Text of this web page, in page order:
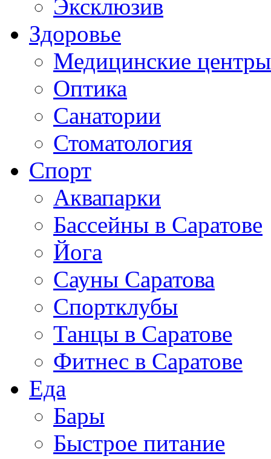
Эксклюзив
Здоровье
Медицинские центры
Оптика
Санатории
Стоматология
Спорт
Аквапарки
Бассейны в Саратове
Йога
Сауны Саратова
Спортклубы
Танцы в Саратове
Фитнес в Саратове
Еда
Бары
Быстрое питание